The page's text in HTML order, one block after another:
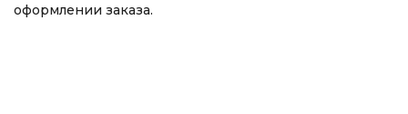
оформлении заказа.